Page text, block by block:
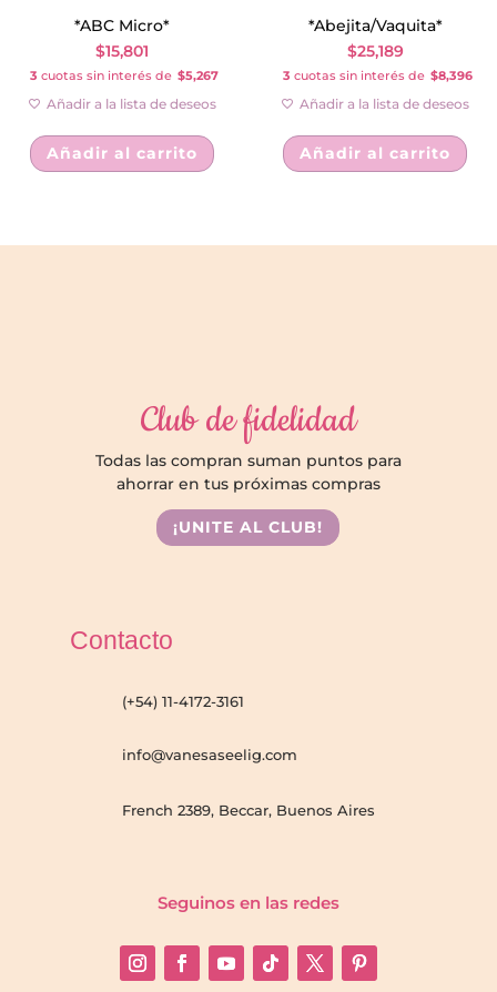
*ABC Micro*
$15,801
3 cuotas sin interés de $5,267
Añadir a la lista de deseos
Añadir al carrito
*Abejita/Vaquita*
$25,189
3 cuotas sin interés de $8,396
Añadir a la lista de deseos
Añadir al carrito
Club de fidelidad
Todas las compran suman puntos para
ahorrar en tus próximas compras
¡UNITE AL CLUB!
Contacto
(+54) 11-4172-3161
info@vanesaseelig.com
French 2389, Beccar, Buenos Aires
Seguinos en las redes